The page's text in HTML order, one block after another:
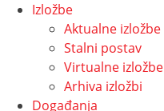
Izložbe
Aktualne izložbe
Stalni postav
Virtualne izložbe
Arhiva izložbi
Događanja